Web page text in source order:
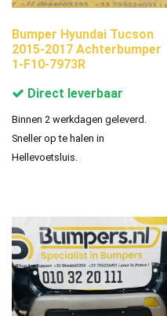
Bumper Hyundai Tucson
2015-2017 Achterbumper
1-F10-7973R
Direct leverbaar
Binnen 2 werkdagen geleverd.
Sneller op te halen in
Hellevoetsluis.